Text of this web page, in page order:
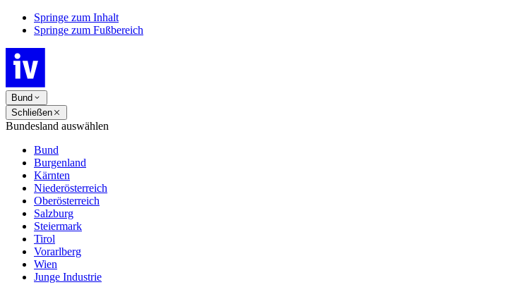
Springe zum Inhalt
Springe zum Fußbereich
Bund
Schließen
Bundesland auswählen
Bund
Burgenland
Kärnten
Niederösterreich
Oberösterreich
Salzburg
Steiermark
Tirol
Vorarlberg
Wien
Junge Industrie